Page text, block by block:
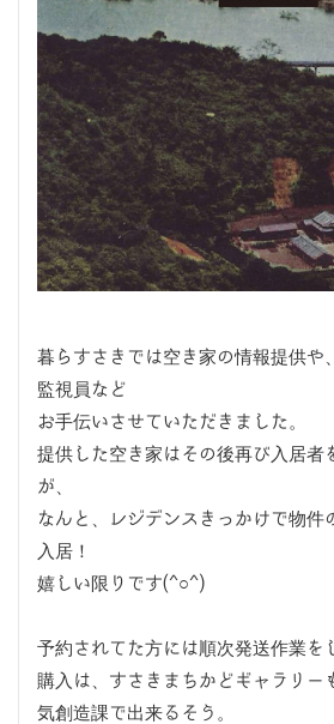
暮らすさきでは空き家の情報提供や
監視員など
お手伝いさせていただきました。
提供した空き家はその後再び入居者
が、
なんと、レジデンスきっかけで物件
入居！
嬉しい限りです(^○^)
予約されてた方には順次発送作業を
購入は、すさきまちかどギャラリー
気創造課で出来るそう。